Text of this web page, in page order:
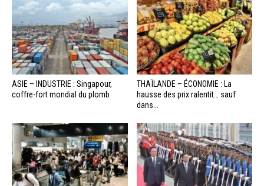
ASIE – INDUSTRIE : Singapour,
coffre-fort mondial du plomb
THAÏLANDE – ÉCONOMIE : La
hausse des prix ralentit… sauf
dans...